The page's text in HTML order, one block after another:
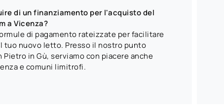
di un finanziamento per l'acquisto del
a Vicenza?
di pagamento rateizzate per facilitare
tuo nuovo letto. Presso il nostro punto
Pietro in Gù, serviamo con piacere anche
e comuni limitrofi.